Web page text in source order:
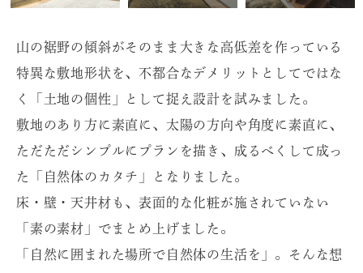
山の裾野の傾斜がそのまま大きな高低差を作っている
特異な敷地形状を、不都合なデメリットとしてではな
く「土地の個性」として捉え設計を試みました。
敷地のあり方に素直に、太陽の方向や角度に素直に、
ただただシンプルにプランを描き、成るべくして成っ
た「自然体のカタチ」となりました。
床・壁・天井材も、表面的な化粧が施されていない
「素の素材」でまとめ上げました。
「自然に囲まれた場所で自然体の生活を」。そんな想